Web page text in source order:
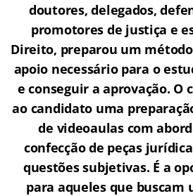
doutores, delegados,
promotores de justiça e
Direito, preparou um
apoio necessário para o
e conseguir a aprovação. O
ao candidato uma
de videoaulas com
confecção de peças
questões subjetivas. É a
para aqueles que buscam